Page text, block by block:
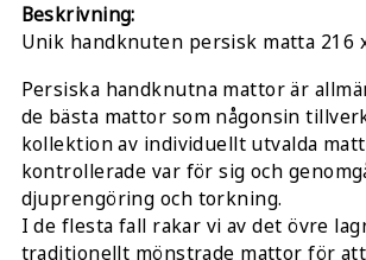
Beskrivning:
Unik handknuten persisk matta 216
Persiska handknutna mattor är
de bästa mattor som någonsin
kollektion av individuellt utvalda
kontrollerade var för sig och
djuprengöring och torkning.
I de flesta fall rakar vi av det övre
traditionellt mönstrade mattor för